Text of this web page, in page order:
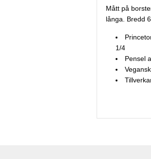
Mått på
långa. Bredd
1/4
Pensel